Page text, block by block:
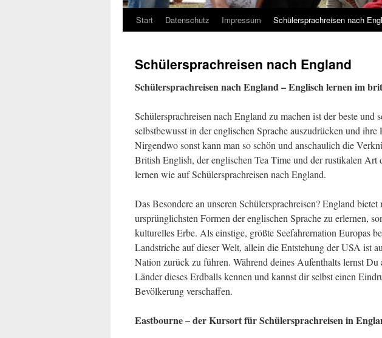
Start Datenschutz Impressum Schülersprachreisen nach
Schülersprachreisen nach England
Schülersprachreisen nach England – Englisch lernen im
Schülersprachreisen nach England zu machen ist der beste und
selbstbewusst in der englischen Sprache auszudrücken und
Nirgendwo sonst kann man so schön und anschaulich die
British English, der englischen Tea Time und der rustikalen Art
lernen wie auf Schülersprachreisen nach England.
Das Besondere an unseren Schülersprachreisen? England
ursprünglichsten Formen der englischen Sprache zu erlernen,
kulturelles Erbe. Als einstige, größte Seefahrernation Europas
Landstriche auf dieser Welt, allein die Entstehung der USA ist
Nation zurück zu führen. Während deines Aufenthalts lernst Du
Länder dieses Erdballs kennen und kannst dir selbst einen
Bevölkerung verschaffen.
Eastbourne – der Kursort für Schülersprachreisen in